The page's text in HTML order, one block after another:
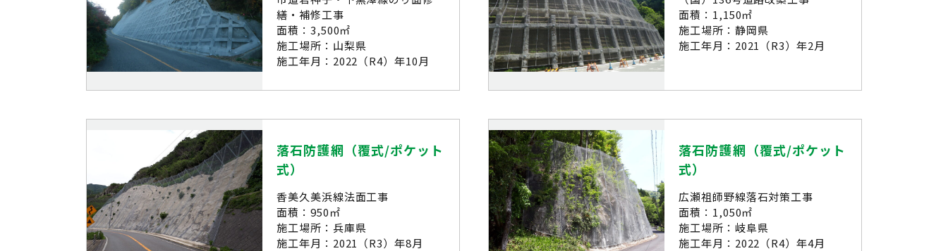
繕・補修工事
面積：3,500㎡
施工場所：山梨県
施工年月：2022（R4）年10月
面積：1,150㎡
施工場所：静岡県
施工年月：2021（R3）年2月
落石防護網（覆式/ポケット
式）
香美久美浜線法面工事
面積：950㎡
施工場所：兵庫県
施工年月：2021（R3）年8月
落石防護網（覆式/ポケット
式）
広瀬祖師野線落石対策工事
面積：1,050㎡
施工場所：岐阜県
施工年月：2022（R4）年4月